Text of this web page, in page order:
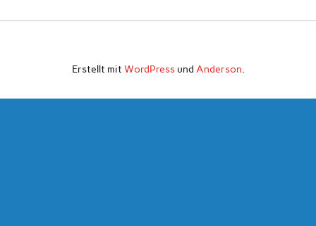
Erstellt mit WordPressund Anderson.